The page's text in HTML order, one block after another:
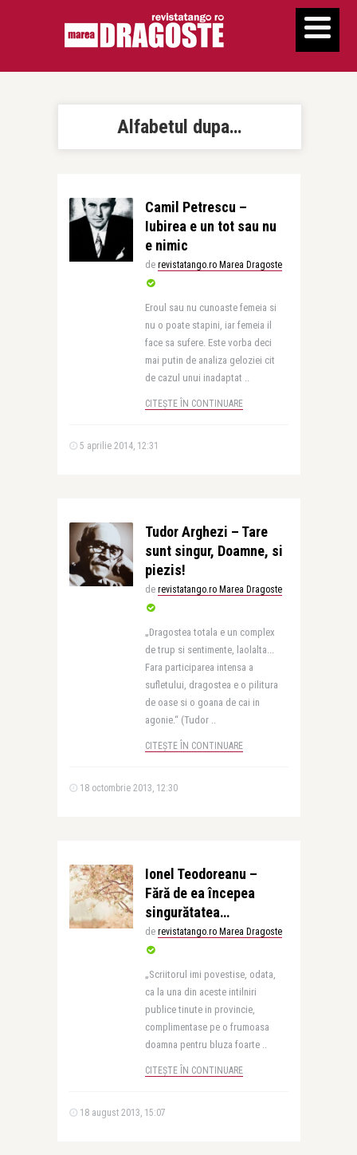
Alfabetul dupa…
Camil Petrescu –
Iubirea e un tot sau nu
e nimic
de revistatango.ro Marea Dragoste
Eroul sau nu cunoaste femeia si
nu o poate stapini, iar femeia il
face sa sufere. Este vorba deci
mai putin de analiza geloziei cit
de cazul unui inadaptat ..
CITEȘTE ÎN CONTINUARE
5 aprilie 2014, 12:31
Tudor Arghezi – Tare
sunt singur, Doamne, si
piezis!
de revistatango.ro Marea Dragoste
„Dragostea totala e un complex
de trup si sentimente, laolalta...
Fara participarea intensa a
sufletului, dragostea e o pilitura
de oase si o goana de cai in
agonie.“ (Tudor ..
CITEȘTE ÎN CONTINUARE
18 octombrie 2013, 12:30
Ionel Teodoreanu –
Fără de ea începea
singurătatea…
de revistatango.ro Marea Dragoste
„Scriitorul imi povestise, odata,
ca la una din aceste intilniri
publice tinute in provincie,
complimentase pe o frumoasa
doamna pentru bluza foarte ..
CITEȘTE ÎN CONTINUARE
18 august 2013, 15:07